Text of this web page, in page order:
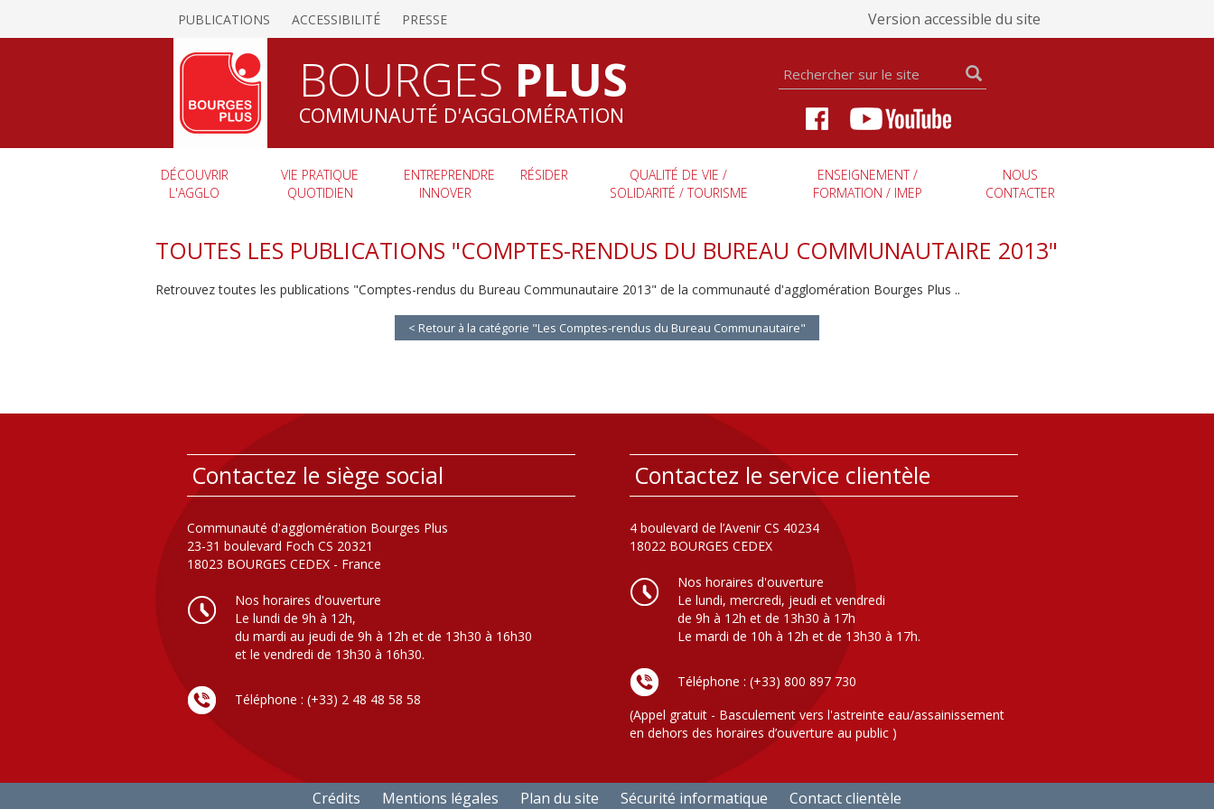
PUBLICATIONS ACCESSIBILITÉ PRESSE Version accessible du site
BOURGES PLUS
COMMUNAUTÉ D'AGGLOMÉRATION
DÉCOUVRIR
L'AGGLO
VIE PRATIQUE
QUOTIDIEN
ENTREPRENDRE
INNOVER
RÉSIDER
QUALITÉ DE VIE /
SOLIDARITÉ / TOURISME
ENSEIGNEMENT /
FORMATION / IMEP
NOUS
CONTACTER
TOUTES LES PUBLICATIONS "COMPTES-RENDUS DU BUREAU COMMUNAUTAIRE 2013"
Retrouvez toutes les publications "Comptes-rendus du Bureau Communautaire 2013" de la communauté d'agglomération Bourges Plus ..
< Retour à la catégorie "Les Comptes-rendus du Bureau Communautaire"
Contactez le siège social
Communauté d'agglomération Bourges Plus
23-31 boulevard Foch CS 20321
18023 BOURGES CEDEX - France
Nos horaires d'ouverture
Le lundi de 9h à 12h,
du mardi au jeudi de 9h à 12h et de 13h30 à 16h30
et le vendredi de 13h30 à 16h30.
Téléphone : (+33) 2 48 48 58 58
Contactez le service clientèle
4 boulevard de l’Avenir CS 40234
18022 BOURGES CEDEX
Nos horaires d'ouverture
Le lundi, mercredi, jeudi et vendredi
de 9h à 12h et de 13h30 à 17h
Le mardi de 10h à 12h et de 13h30 à 17h.
Téléphone : (+33) 800 897 730
(Appel gratuit - Basculement vers l'astreinte eau/assainissement
en dehors des horaires d’ouverture au public )
Crédits Mentions légales Plan du site Sécurité informatique Contact clientèle